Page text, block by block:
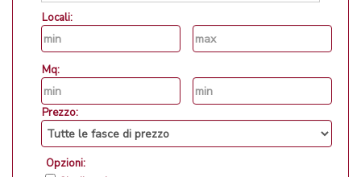
Locali:
Mq:
Prezzo:
Opzioni: